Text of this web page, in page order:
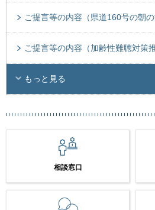
ご提言等の内容（県道160号の朝の
ご提言等の内容（加齢性難聴対策
もっと見る
相談窓口